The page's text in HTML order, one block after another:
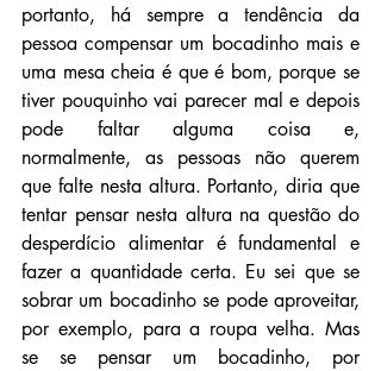
portanto, há sempre a tendência da
pessoa compensar um bocadinho mais e
uma mesa cheia é que é bom, porque se
tiver pouquinho vai parecer mal e depois
pode faltar alguma coisa e,
normalmente, as pessoas não querem
que falte nesta altura. Portanto, diria que
tentar pensar nesta altura na questão do
desperdício alimentar é fundamental e
fazer a quantidade certa. Eu sei que se
sobrar um bocadinho se pode aproveitar,
por exemplo, para a roupa velha. Mas
se se pensar um bocadinho, por